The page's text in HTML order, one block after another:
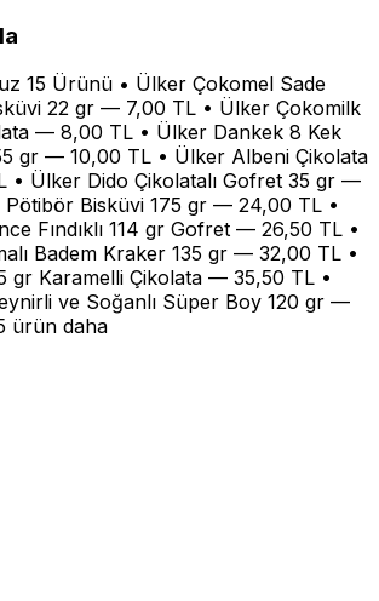
15 Ürünü • Ülker Çokomel Sade
22 gr — 7,00 TL • Ülker Çokomilk
— 8,00 TL • Ülker Dankek 8 Kek
gr — 10,00 TL • Ülker Albeni Çikolata
• Ülker Dido Çikolatalı Gofret 35 gr —
Pötibör Bisküvi 175 gr — 24,00 TL •
Fındıklı 114 gr Gofret — 26,50 TL •
Badem Kraker 135 gr — 32,00 TL •
gr Karamelli Çikolata — 35,50 TL •
ve Soğanlı Süper Boy 120 gr —
ürün daha